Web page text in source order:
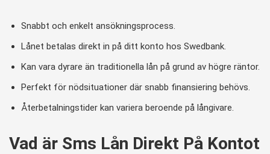
Snabbt och enkelt ansökningsprocess.
Lånet betalas direkt in på ditt konto hos Swedbank.
Kan vara dyrare än traditionella lån på grund av högre räntor.
Perfekt för nödsituationer där snabb finansiering behövs.
Återbetalningstider kan variera beroende på långivare.
Vad är Sms Lån Direkt På Kontot